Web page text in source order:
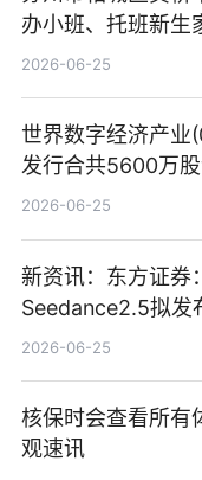
办小班、托班新生
2026-06-25
世界数字经济产业
发行合共5600万
筹约1007万港元 独
2026-06-25
新资讯：东方证券
Seedance2.5拟发
创作工作流进一步
2026-06-25
核保时会查看所有
观速讯